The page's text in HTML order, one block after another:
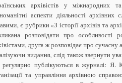
архівістів у міжнародних
аспекти діяльності
є рубрики «З історії архівів та
розповідати про особливості
друга ж розповідає про сучасну
видання, слід також звернути
регулярно публікуються в журналі: Я.
та управління архівною